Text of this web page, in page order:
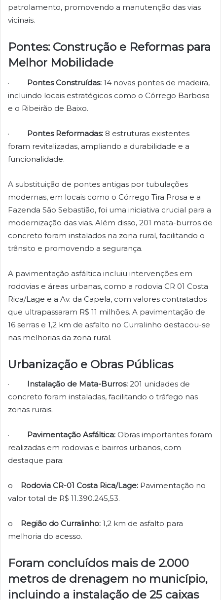
patrolamento, promovendo a manutenção das vias
vicinais.
Pontes: Construção e Reformas para
Melhor Mobilidade
· Pontes Construídas: 14 novas pontes de madeira,
incluindo locais estratégicos como o Córrego Barbosa
e o Ribeirão de Baixo.
· Pontes Reformadas: 8 estruturas existentes
foram revitalizadas, ampliando a durabilidade e a
funcionalidade.
A substituição de pontes antigas por tubulações
modernas, em locais como o Córrego Tira Prosa e a
Fazenda São Sebastião, foi uma iniciativa crucial para a
modernização das vias. Além disso, 201 mata-burros de
concreto foram instalados na zona rural, facilitando o
trânsito e promovendo a segurança.
A pavimentação asfáltica incluiu intervenções em
rodovias e áreas urbanas, como a rodovia CR 01 Costa
Rica/Lage e a Av. da Capela, com valores contratados
que ultrapassaram R$ 11 milhões. A pavimentação de
16 serras e 1,2 km de asfalto no Curralinho destacou-se
nas melhorias da zona rural.
Urbanização e Obras Públicas
· Instalação de Mata-Burros: 201 unidades de
concreto foram instaladas, facilitando o tráfego nas
zonas rurais.
· Pavimentação Asfáltica: Obras importantes foram
realizadas em rodovias e bairros urbanos, com
destaque para:
o Rodovia CR-01 Costa Rica/Lage: Pavimentação no
valor total de R$ 11.390.245,53.
o Região do Curralinho: 1,2 km de asfalto para
melhoria do acesso.
Foram concluídos mais de 2.000
metros de drenagem no município,
incluindo a instalação de 25 caixas